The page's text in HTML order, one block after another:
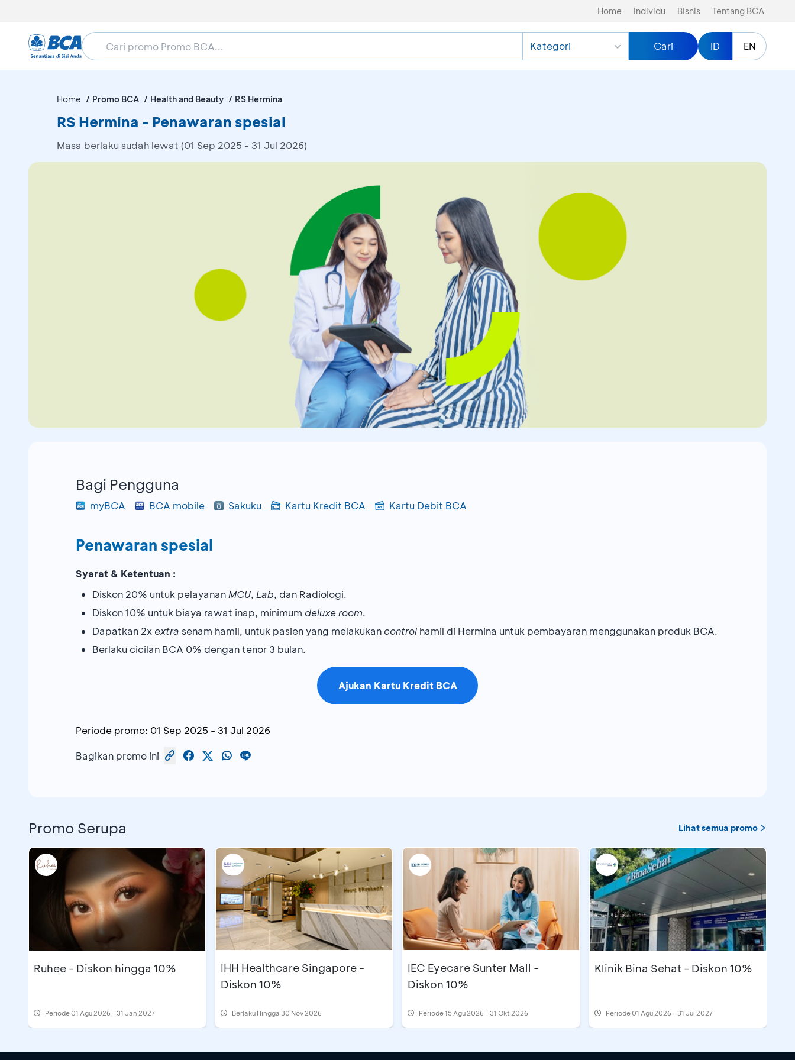
Home Individu Bisnis Tentang BCA
Kategori Cari ID EN
Home Promo BCA Health and Beauty RS Hermina
RS Hermina - Penawaran spesial
Masa berlaku sudah lewat (01 Sep 2025 - 31 Jul 2026)
Bagi Pengguna
myBCA BCA mobile Sakuku Kartu Kredit BCA Kartu Debit BCA
Penawaran spesial
Syarat & Ketentuan :
Diskon 20% untuk pelayananMCU, Lab, dan Radiologi.
Diskon 10% untuk biaya rawat inap, minimum deluxe room.
Dapatkan 2x extra senam hamil, untuk pasien yang melakukan control hamil di Hermina untuk pembayaran menggunakan produk BCA.
Berlaku cicilan BCA 0% dengan tenor 3 bulan.
Ajukan Kartu Kredit BCA
Periode promo: 01 Sep 2025 - 31 Jul 2026
Bagikan promo ini
Promo Serupa Lihat semua promo
Ruhee - Diskon hingga 10%
Periode01 Agu 2026 - 31 Jan 2027
IHH Healthcare Singapore -
Diskon 10%
Berlaku Hingga 30 Nov 2026
IEC Eyecare Sunter Mall -
Diskon 10%
Periode15 Agu 2026 - 31 Okt 2026
Klinik Bina Sehat - Diskon 10%
Periode01 Agu 2026 - 31 Jul 2027